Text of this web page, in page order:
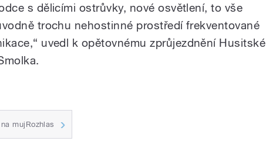
s dělicími ostrůvky, nové osvětlení, to vše
trochu nehostinné prostředí frekventované
uvedl k opětovnému zprůjezdnění Husitské
mujRozhlas